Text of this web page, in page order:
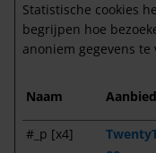
Statistische cookies
begrijpen hoe
anoniem gegevens
Naam
#_p [x4]